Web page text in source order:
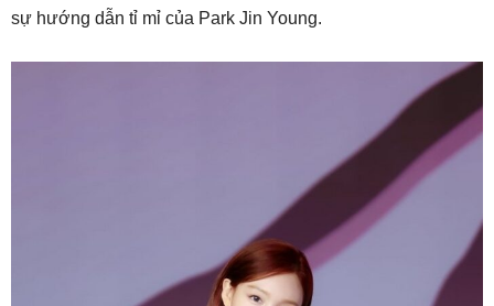
sự hướng dẫn tỉ mỉ của Park Jin Young.